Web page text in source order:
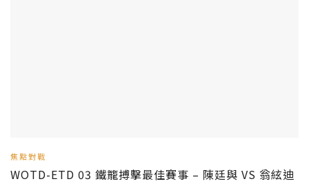
焦點對戰
WOTD-ETD 03 鐵籠搏擊最佳賽事 – 陳廷與 VS 翁絃迪